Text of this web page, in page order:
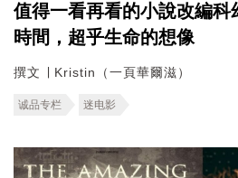
值得一看再看的小說改編科
時間，超乎生命的想像
撰文 ∣ Kristin（一頁華爾滋）
诚品专栏 迷电影